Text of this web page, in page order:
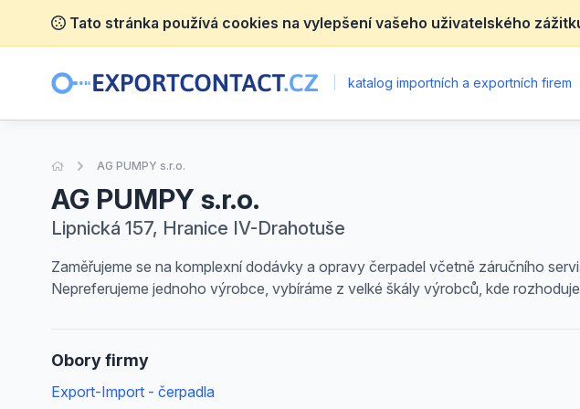
Tato stránka používá cookies na vylepšení vašeho uživatelského
katalog importních a exportních firem
Úvodní stránka
AG PUMPY s.r.o.
AG PUMPY s.r.o.
Lipnická 157, Hranice IV-Drahotuše
Zaměřujeme se na komplexní dodávky a opravy čerpadel včetně záručního
Nepreferujeme jednoho výrobce, vybíráme z velké škály výrobců, kde
Obory firmy
Export-Import - čerpadla